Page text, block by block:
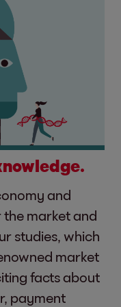
and
the market and
studies, which
market
facts about
payment